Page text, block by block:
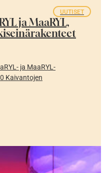
UUTISET
ja MaaRYL,
ja MaaRYL-
Kaivantojen